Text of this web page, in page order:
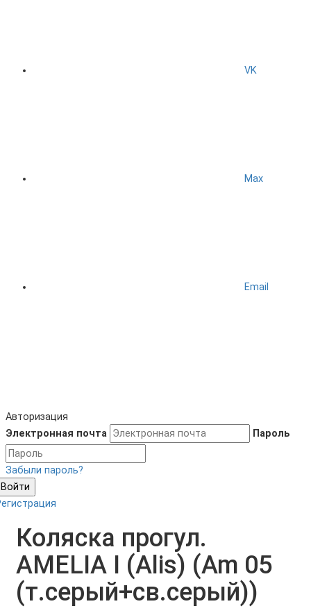
VK
Max
Email
Авторизация
Электронная почта
Пароль
Забыли пароль?
Войти
Коляска прогул.
AMELIA I (Alis) (Am 05
(т.серый+св.серый))